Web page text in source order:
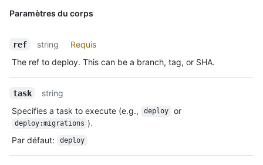
Paramètres du corps
ref string
Requis
The ref to deploy. This can be a branch, tag, or SHA.
task
string
Specifies a task to execute (e.g.,
deploy or
deploy:migrations ).
Par défaut: deploy